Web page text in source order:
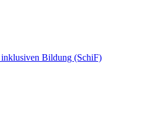
inklusiven Bildung (SchiF)